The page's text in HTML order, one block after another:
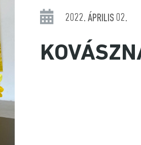
2022. ÁPRILIS 02.